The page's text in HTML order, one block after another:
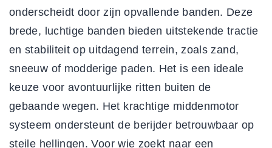
onderscheidt door zijn opvallende banden. Deze
brede, luchtige banden bieden uitstekende tractie
en stabiliteit op uitdagend terrein, zoals zand,
sneeuw of modderige paden. Het is een ideale
keuze voor avontuurlijke ritten buiten de
gebaande wegen. Het krachtige middenmotor
systeem ondersteunt de berijder betrouwbaar op
steile hellingen. Voor wie zoekt naar een